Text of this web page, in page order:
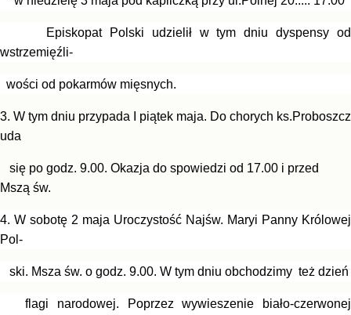
Episkopat Polski udzielił w tym dniu dyspensy od
wstrzemięźli-
wości od pokarmów mięsnych.
3. W tym dniu przypada I piątek maja. Do chorych ks.Proboszcz
uda
się po godz. 9.00. Okazja do spowiedzi od 17.00 i przed
Mszą św.
4. W sobotę 2 maja Uroczystość Najśw. Maryi Panny Królowej
Pol-
ski. Msza św. o godz. 9.00. W tym dniu obchodzimy też dzień
flagi narodowej. Poprzez wywieszenie biało-czerwonej